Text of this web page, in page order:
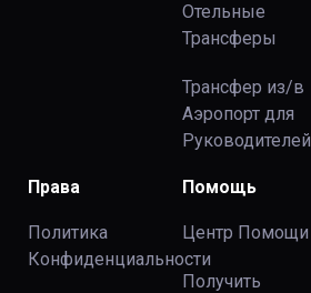
Отельные
Трансферы
Трансфер из/в
Аэропорт для
Руководителей
Права
Политика
Конфиденциальности
Помощь
Центр Помощи
Получить